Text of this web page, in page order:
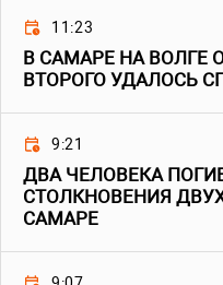
11:23
В САМАРЕ НА ВОЛГЕ
ВТОРОГО УДАЛОСЬ
9:21
ДВА ЧЕЛОВЕКА
СТОЛКНОВЕНИЯ
САМАРЕ